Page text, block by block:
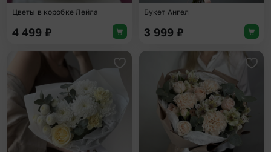
Цветы в коробке Лейла
4 499 ₽
Букет Ангел
3 999 ₽
Добавить в избранное